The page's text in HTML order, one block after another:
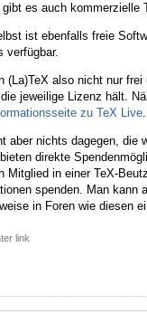
gibt es auch kommerzielle
ist ebenfalls freie
verfügbar.
(La)TeX also nicht nur
jeweilige Lizenz hält.
zu TeX Live.
aber nichts dagegen, die
direkte
Mitglied in einer TeX-
spenden. Man kann
in Foren wie diesen
link